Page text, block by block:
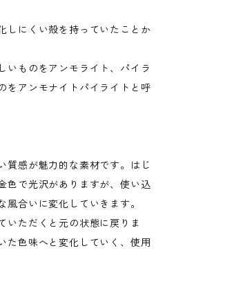
しにくい殻を持っていたことか
いものをアンモライト、パイラ
をアンモナイトパイライトと呼
質感が魅力的な素材です。はじ
色で光沢がありますが、使い込
合いに変化していきます。
いただくと元の状態に戻りま
た色味へと変化していく、使用